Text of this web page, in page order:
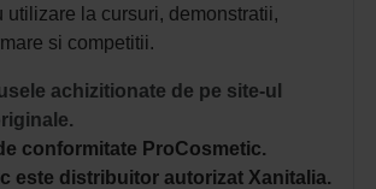
utilizare la cursuri, demonstratii,
si competitii.
achizitionate de pe site-ul
conformitate ProCosmetic.
este distribuitor autorizat Xanitalia.